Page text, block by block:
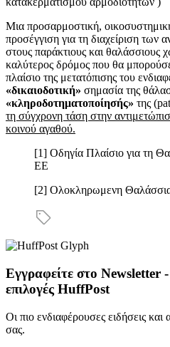
Μια προσαρμοστική,
προσέγγιση για τη διαχείριση των
στους παράκτιους και θαλάσσιους
καλύτερος δρόμος που θα
πλαίσιο της μετατόπισης του
«δικαιοδοτική» σημασία της
«κληροδοτηματοποίησής» της
τη σύγχρονη τάση στην
κοινού αγαθού.
[1] Οδηγία Πλαίσιο για τη
ΕΕ
[2] Ολοκληρωμενη
Εγγραφείτε στο Newsletter
επιλογές HuffPost
Οι πιο ενδιαφέρουσες ειδήσεις
σας.